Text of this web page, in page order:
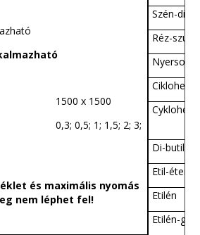
1500 x 1500
0,3; 0,5; 1; 1,5; 2; 3;
és maximális nyomás
nem léphet fel!
Szén-
Réz-
Nyersolaj
Di-butil-
Etil-éter
Etilén
Etilén-